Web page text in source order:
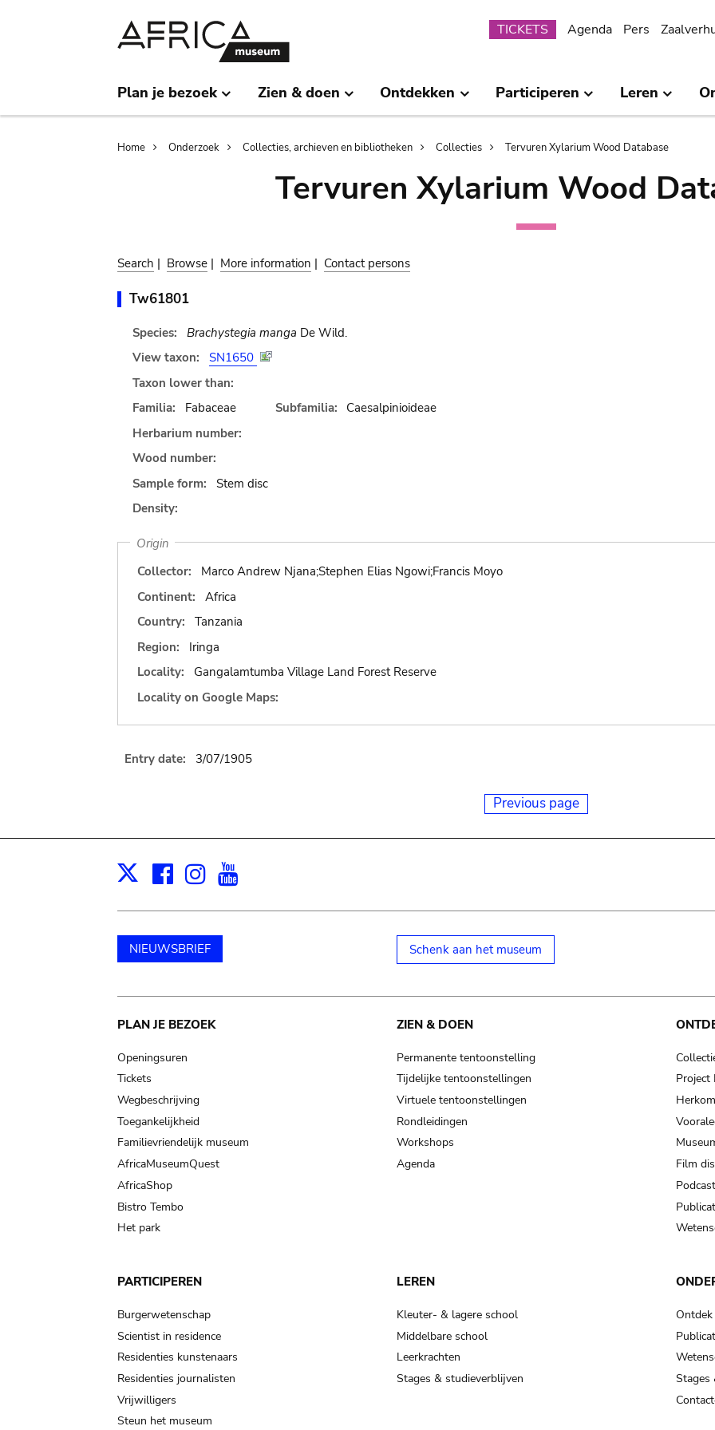
Submenu
TICKETS Agenda Pers
Plan je bezoek Zien & doen Ontdekken Participeren Leren
Breadcrumb
Home Onderzoek Collecties, archieven en bibliotheken Collecties Tervuren Xylarium Wood Database
Tervuren Xylarium Wood
Search | Browse | More information | Contact persons
Tw61801
Species: Brachystegia manga De Wild.
View taxon:
SN1650
Taxon lower than:
Familia:
Fabaceae Subfamilia:
Caesalpinioideae
Herbarium number:
Wood number:
Sample form:
Stem disc
Density:
Origin
Collector:
Marco Andrew Njana;Stephen Elias Ngowi;Francis Moyo
Continent:
Africa
Country:
Tanzania
Region:
Iringa
Locality:
Gangalamtumba Village Land Forest Reserve
Locality on Google Maps:
Entry date: 3/07/1905
Previous page
X Facebook
Instagram
NIEUWSBRIEF Schenk aan het museum
Main
navigation
PLAN JE BEZOEK
Openingsuren
Tickets
Wegbeschrijving
Toegankelijkheid
Familievriendelijk museum
AfricaMuseumQuest
AfricaShop
Bistro Tembo
Het park
ZIEN & DOEN
Permanente tentoonstelling
Tijdelijke tentoonstellingen
Virtuele tentoonstellingen
Rondleidingen
Workshops
Agenda
Project
Film
PARTICIPEREN
Burgerwetenschap
Scientist in residence
Residenties kunstenaars
Residenties journalisten
Vrijwilligers
Steun het museum
LEREN
Kleuter- & lagere school
Middelbare school
Leerkrachten
Stages & studieverblijven
Stages